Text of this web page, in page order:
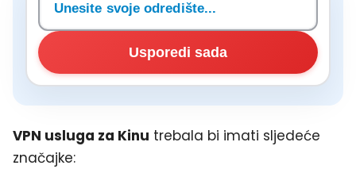
Usporedi sada
VPN usluga za Kinu trebala bi imati sljedeće
značajke: